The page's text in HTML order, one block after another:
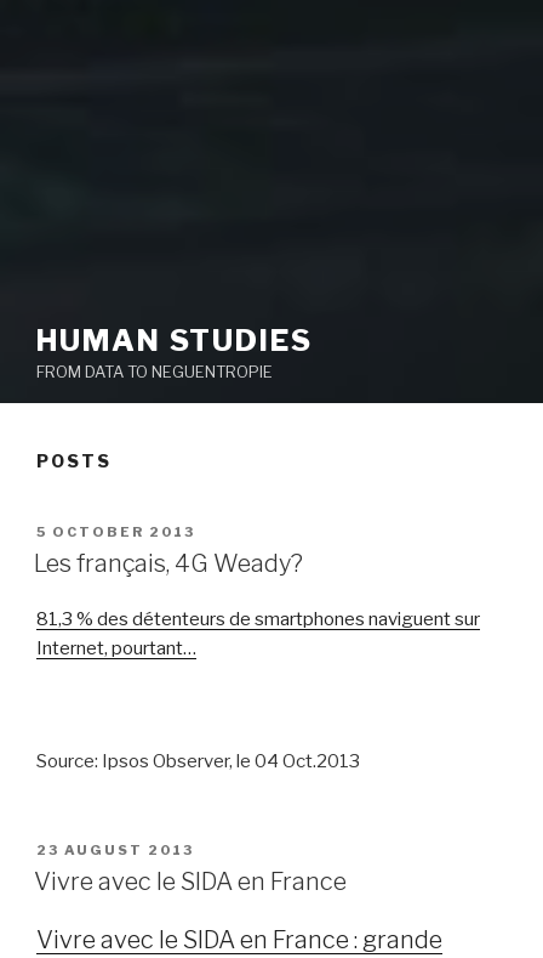
HUMAN STUDIES
FROM DATA TO NEGUENTROPIE
POSTS
POSTED
ON
5 OCTOBER 2013
Les français, 4G Weady?
81,3 % des détenteurs de smartphones naviguent sur
Internet, pourtant…
Source: Ipsos Observer, le 04 Oct.2013
POSTED
ON
23 AUGUST 2013
Vivre avec le SIDA en France
Vivre avec le SIDA en France : grande